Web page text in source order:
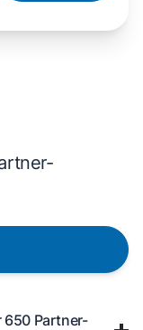
650 Partner-